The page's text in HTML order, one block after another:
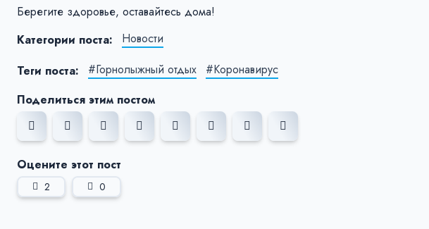
Берегите здоровье, оставайтесь дома!
Категории поста:
Новости
Теги поста:
#Горнолыжный отдых
#Коронавирус
Поделиться этим постом
Оцените этот пост
2 0